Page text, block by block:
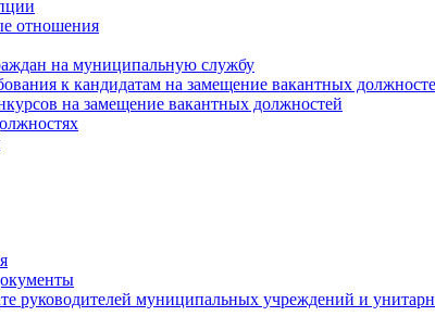
отношения
на муниципальную службу
к кандидатам на замещение вакантных
на замещение вакантных должностей
руководителей муниципальных учреждений и